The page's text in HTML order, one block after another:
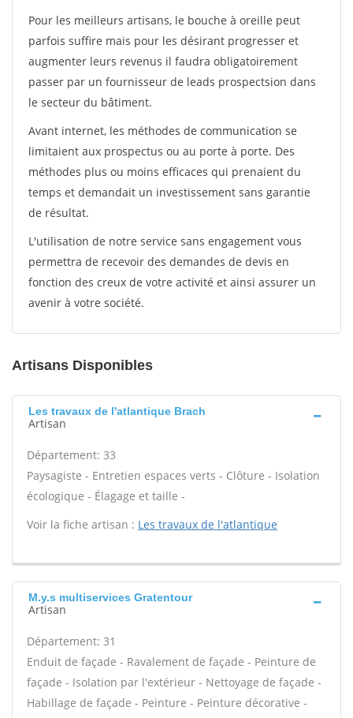
Pour les meilleurs artisans, le bouche à oreille peut
parfois suffire mais pour les désirant progresser et
augmenter leurs revenus il faudra obligatoirement
passer par un fournisseur de leads prospectsion dans
le secteur du bâtiment.
Avant internet, les méthodes de communication se
limitaient aux prospectus ou au porte à porte. Des
méthodes plus ou moins efficaces qui prenaient du
temps et demandait un investissement sans garantie
de résultat.
L'utilisation de notre service sans engagement vous
permettra de recevoir des demandes de devis en
fonction des creux de votre activité et ainsi assurer un
avenir à votre société.
Artisans Disponibles
Les travaux de l'atlantique Brach
Artisan
Département: 33
Paysagiste - Entretien espaces verts - Clôture - Isolation
écologique - Élagage et taille -
Voir la fiche artisan : Les travaux de l'atlantique
M.y.s multiservices Gratentour
Artisan
Département: 31
Enduit de façade - Ravalement de façade - Peinture de
façade - Isolation par l'extérieur - Nettoyage de façade -
Habillage de façade - Peinture - Peinture décorative -